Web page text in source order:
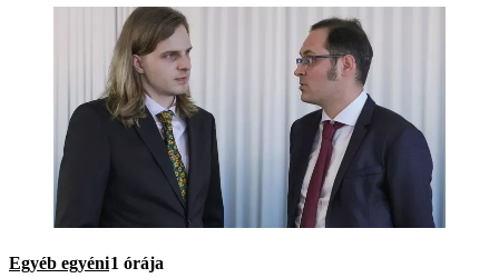
Egyéb egyéni1 órája